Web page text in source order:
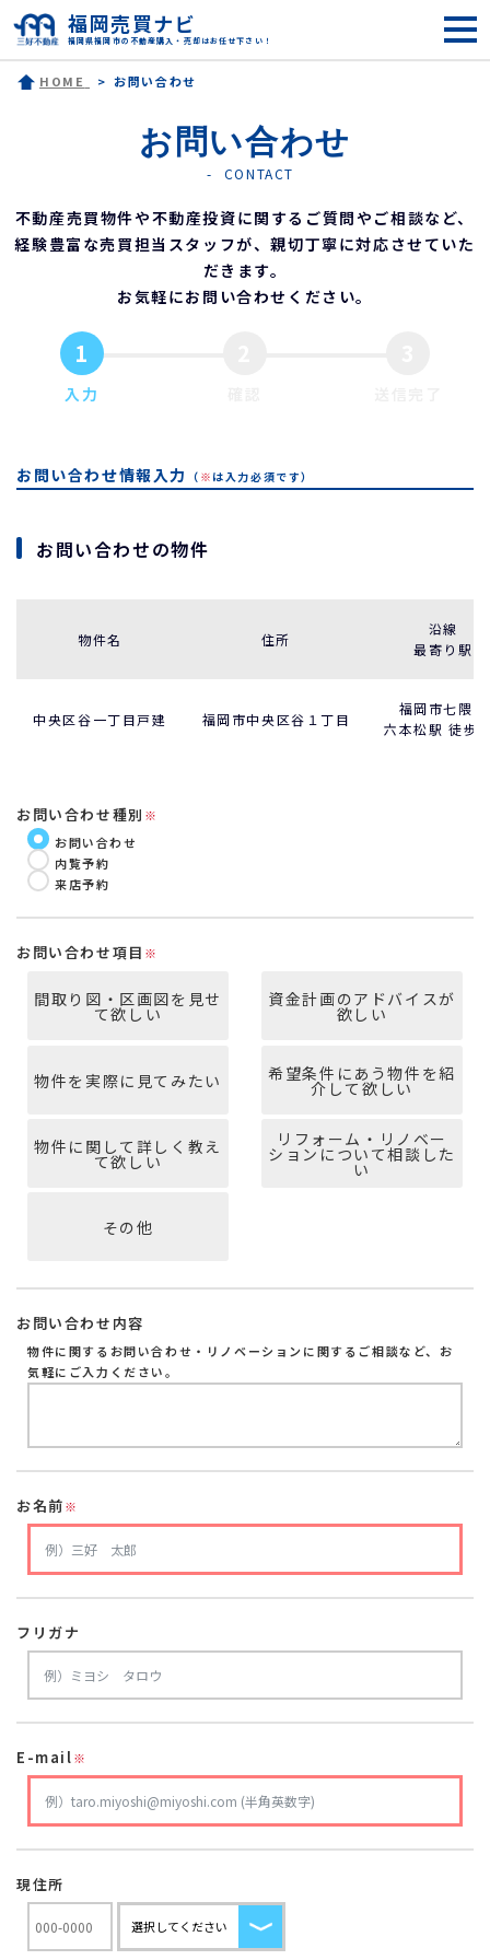
福岡県福岡市の不動産購入・売却はお任せ下さい！
福岡売買ナビ
HOME お問い合わせ
お問い合わせ
CONTACT
不動産売買物件や不動産投資に関するご質問やご相談など、
経験豊富な売買担当スタッフが、親切丁寧に対応させていた
だきます。
お気軽にお問い合わせください。
1
入力
お問い合わせ情報入力 （ ※ は入力必須です）
お問い合わせの物件
物件名 住所
沿線
最寄り駅
中央区谷一丁目戸建 福岡市中央区谷１丁目
福岡市七隈線
六本松駅 徒歩
お問い合わせ種別 ※
お問い合わせ
内覧予約
来店予約
お問い合わせ項目 ※
間取り図・区画図を見せ
て欲しい
資金計画のアドバイスが
欲しい
物件を実際に見てみたい 希望条件にあう物件を紹
介して欲しい
物件に関して詳しく教え
て欲しい
リフォーム・リノベー
ションについて相談した
い
その他
お問い合わせ内容
物件に関するお問い合わせ・リノベーションに関するご相談など、お
気軽にご入力ください。
お名前※
フリガナ
E-mail※
現住所